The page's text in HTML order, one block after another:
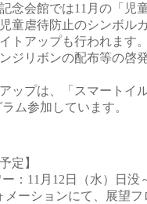
念会館では11月の「児
童虐待防止のシンボル
トアップも行われます
ジリボンの配布等の啓
ップは、「スマートイ
ム参加しています。
定】
：11月12日（水）日没
メーションにて、展望フ